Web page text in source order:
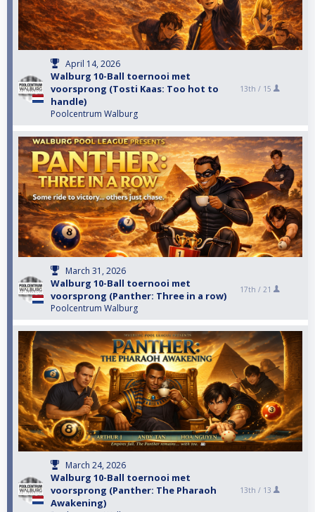
April 14, 2026
Walburg 10-Ball toernooi met
voorsprong (Tosti Kaas: Too hot to
handle)
Poolcentrum Walburg
13th / 15
March 31, 2026
Walburg 10-Ball toernooi met
voorsprong (Panther: Three in a row)
Poolcentrum Walburg
17th / 21
March 24, 2026
Walburg 10-Ball toernooi met
voorsprong (Panther: The Pharaoh
Awakening)
13th / 13